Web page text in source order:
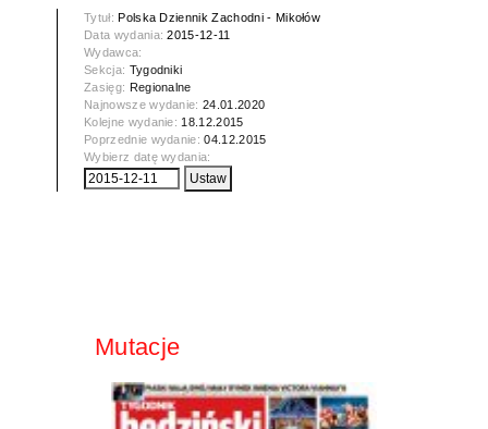
Tytuł:Polska Dziennik Zachodni - Mikołów
Data wydania:2015-12-11
Wydawca:
Sekcja: Tygodniki
Zasięg: Regionalne
Najnowsze wydanie:24.01.2020
Kolejne wydanie: 18.12.2015
Poprzednie wydanie:04.12.2015
Wybierz datę wydania:
Mutacje